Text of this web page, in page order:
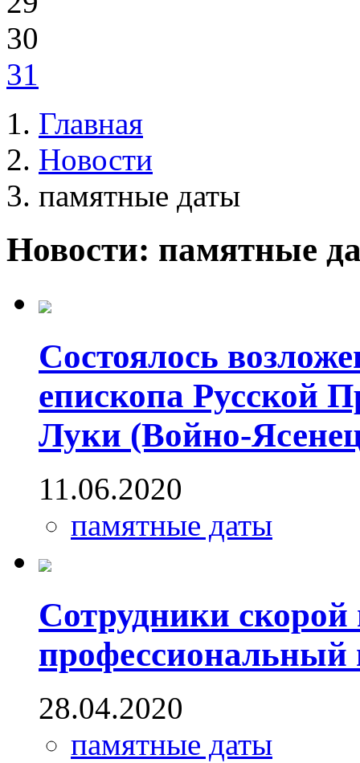
30
31
Главная
Новости
памятные даты
Новости: памятные
Состоялось
епископа Русской
Луки (Войно-
11.06.2020
памятные даты
Сотрудники
профессиональный
28.04.2020
памятные даты